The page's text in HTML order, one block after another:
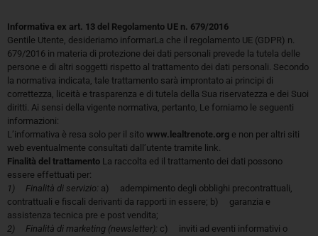
Informativa ex art. 13 del Regolamento UE n. 679/2016
Gentile Utente, desideriamo informarLa che il regolamento UE (GDPR) n.
679/2016 in materia di protezione dei dati personali prevede la tutela delle
persone e di altri soggetti rispetto al trattamento dei dati personali. Secondo
la normativa indicata, tale trattamento sarà improntato ai principi di
correttezza, liceità e trasparenza e di tutela della Sua riservatezza e dei Suoi
diritti. Ai sensi della vigente normativa, pertanto, Le forniamo le seguenti
informazioni:
L’informativa è resa solo per il sito www.lealtrenote.org e non per altri siti
web eventualmente consultati dall’utente tramite link.
Finalità del trattamento La raccolta ed il trattamento dei dati possono
essere effettuati per:
1) Finalità di servizio: a) adempimento degli obblighi precontrattuali,
contrattuali e fiscali derivanti da rapporti in essere; b) garanzia e
assistenza tecnica pre e post vendita;
2) Finalità di marketing (newsletter): c) inviti ad eventi informativi o